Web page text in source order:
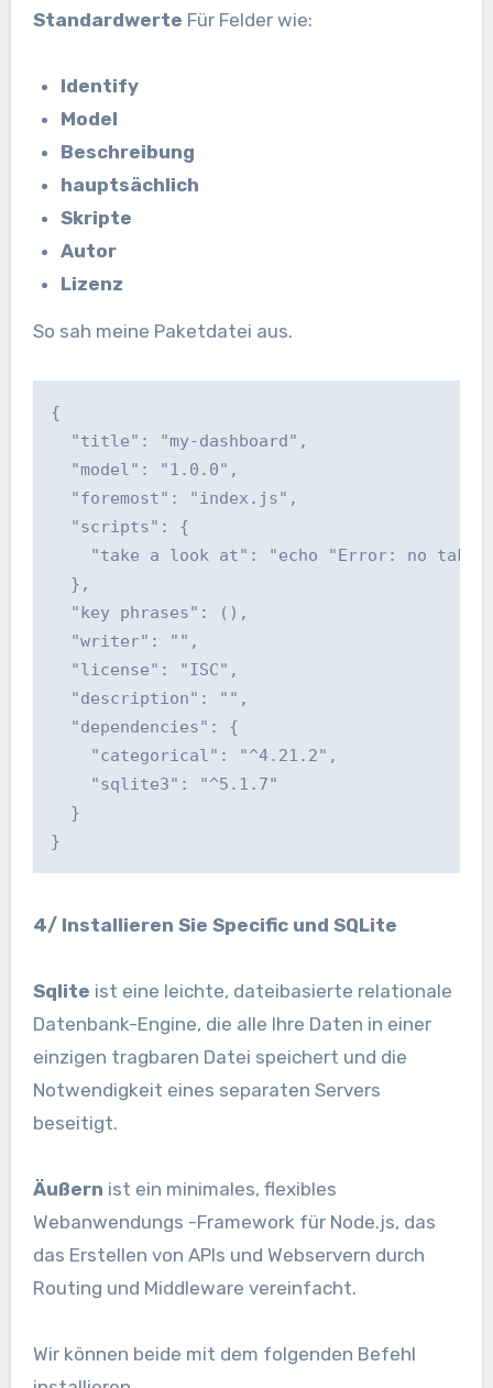
Standardwerte Für Felder wie:
Identify
Model
Beschreibung
hauptsächlich
Skripte
Autor
Lizenz
So sah meine Paketdatei aus.
{
  "title": "my-dashboard",
  "model": "1.0.0",
  "foremost": "index.js",
  "scripts": {
"take a look at": "echo "Error: no take
  },
  "key phrases": (),
  "writer": "",
  "license": "ISC",
  "description": "",
  "dependencies": {
    "categorical": "^4.21.2",
    "sqlite3": "^5.1.7"
  }
}
4/ Installieren Sie Specific und SQLite
Sqlite ist eine leichte, dateibasierte relationale
Datenbank-Engine, die alle Ihre Daten in einer
einzigen tragbaren Datei speichert und die
Notwendigkeit eines separaten Servers
beseitigt.
Äußern ist ein minimales, flexibles
Webanwendungs ​​-Framework für Node.js, das
das Erstellen von APIs und Webservern durch
Routing und Middleware vereinfacht.
Wir können beide mit dem folgenden Befehl